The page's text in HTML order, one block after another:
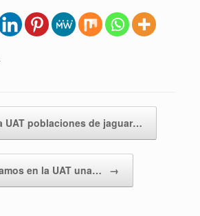
.
UAT poblaciones de jaguar…
en la UAT una… →